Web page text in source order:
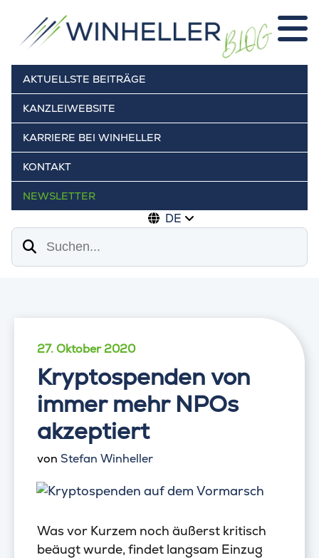
AKTUELLSTE BEITRÄGE
KANZLEIWEBSITE
KARRIERE BEI WINHELLER
KONTAKT
NEWSLETTER
DE
Suchen
27. Oktober 2020
Kryptospenden von
immer mehr NPOs
akzeptiert
von Stefan Winheller
Was vor Kurzem noch äußerst kritisch
beäugt wurde, findet langsam Einzug